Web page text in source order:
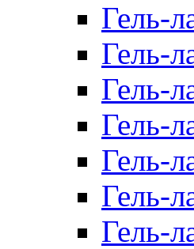
Гель-
Гель-
Гель-
Гель-
Гель-
Гель-
Гель-